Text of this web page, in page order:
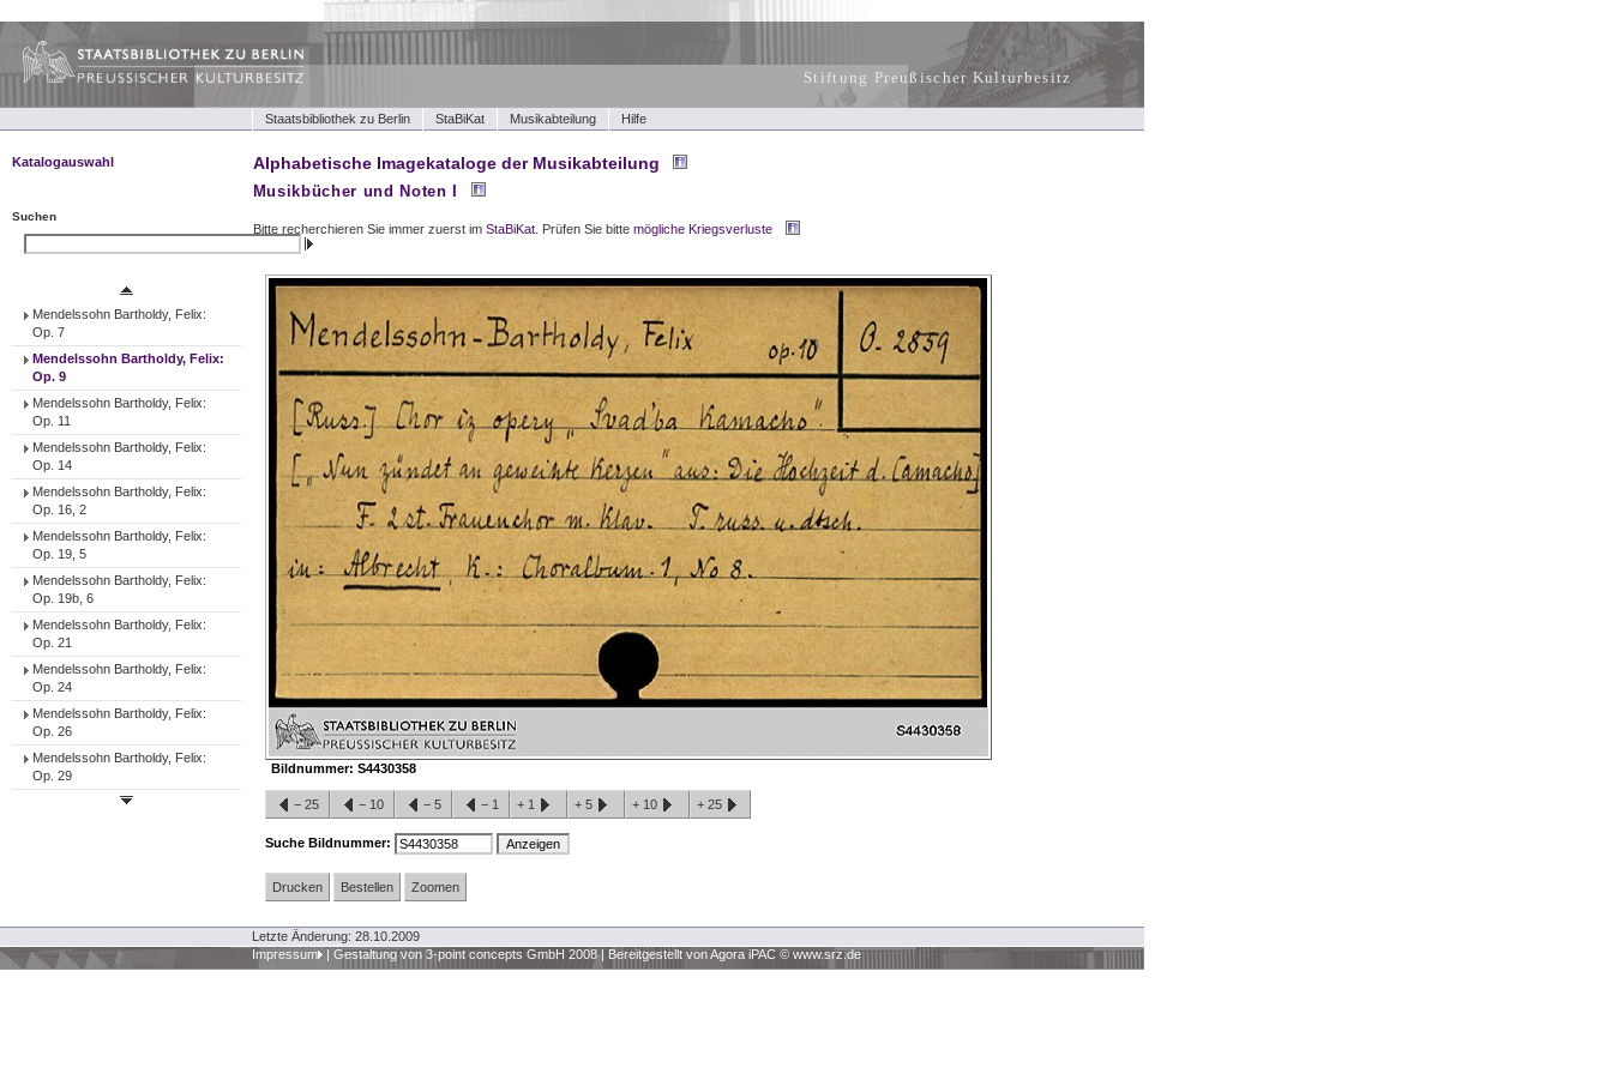
Stiftung Preußischer Kulturbesitz
Staatsbibliothek zu Berlin StaBiKat Musikabteilung Hilfe
Katalogauswahl
Tonträger (Werke)
Tonträger (Interpreten)
Suchen
Mendelssohn Bartholdy, Felix:
Op. 7
Mendelssohn Bartholdy, Felix:
Op. 9
Mendelssohn Bartholdy, Felix:
Op. 11
Mendelssohn Bartholdy, Felix:
Op. 14
Mendelssohn Bartholdy, Felix:
Op. 16, 2
Mendelssohn Bartholdy, Felix:
Op. 19, 5
Mendelssohn Bartholdy, Felix:
Op. 19b, 6
Mendelssohn Bartholdy, Felix:
Op. 21
Mendelssohn Bartholdy, Felix:
Op. 24
Mendelssohn Bartholdy, Felix:
Op. 26
Mendelssohn Bartholdy, Felix:
Op. 29
Alphabetische Imagekataloge der Musikabteilung
Musikbücher und Noten I
Bitte recherchieren Sie immer zuerst im StaBiKat. Prüfen Sie bitte mögliche Kriegsverluste
Bildnummer:S4430358
− 25 − 10 − 5 − 1 + 1 + 5 + 10 + 25
Suche Bildnummer:
Drucken Bestellen Zoomen
Letzte Änderung: 28.10.2009
Impressum
Gestaltung von 3-point concepts GmbH 2008 | Bereitgestellt von Agora iPAC © www.srz.de